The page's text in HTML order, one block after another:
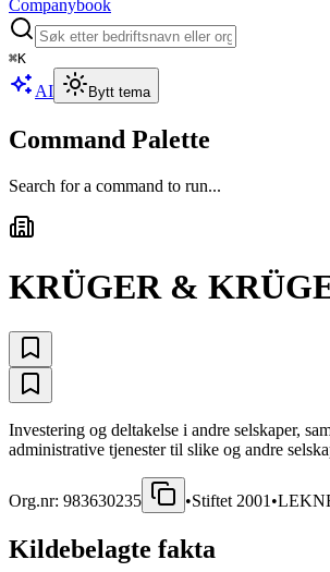
Companybook
⌘K
AI Bytt tema
Command Palette
Search for a command to run...
KRÜGER &
Investering og deltakelse i andre selskaper,
administrative tjenester til slike og andre
Org.nr: 983630235 •Stiftet 2001 •
Kildebelagte fakta